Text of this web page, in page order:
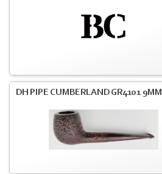
DH PIPE CUMBERLAND GR4101 9MM